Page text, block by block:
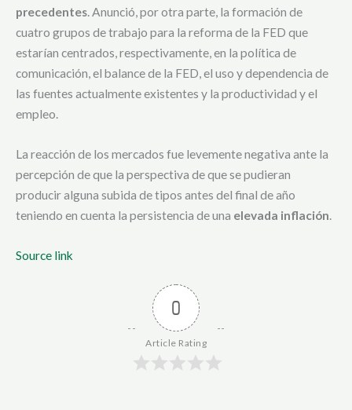
precedentes. Anunció, por otra parte, la formación de
cuatro grupos de trabajo para la reforma de la FED que
estarían centrados, respectivamente, en la política de
comunicación, el balance de la FED, el uso y dependencia de
las fuentes actualmente existentes y la productividad y el
empleo.
La reacción de los mercados fue levemente negativa ante la
percepción de que la perspectiva de que se pudieran
producir alguna subida de tipos antes del final de año
teniendo en cuenta la persistencia de una elevada inflación.
Source link
0
Article Rating